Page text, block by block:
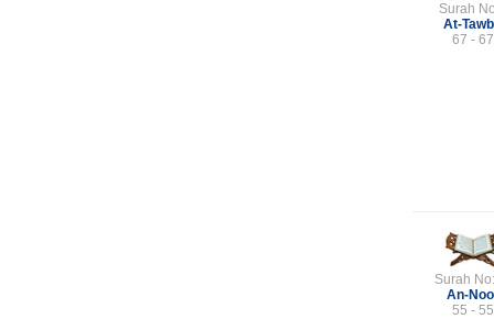
Surah
At-
67 - 67
Surah
An-
55 - 55